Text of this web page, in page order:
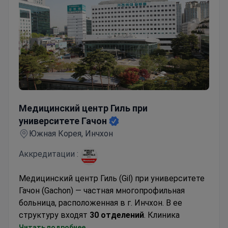
Медицинский центр Гиль при
университете Гачон
Южная Корея, Инчхон
Аккредитации :
Медицинский центр Гиль (Gil) при университете
Гачон (Gachon) — частная многопрофильная
больница, расположенная в г. Инчхон. В ее
структуру входят 30 отделений. Клиника